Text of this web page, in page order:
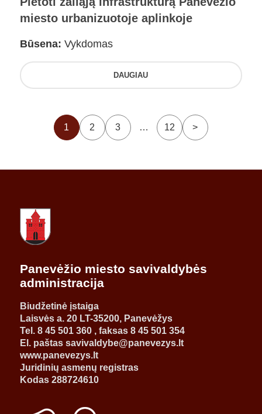
miesto urbanizuotoje aplinkoje
Būsena: Vykdomas
DAUGIAU
1 2 3 … 12 >
Panevėžio miesto savivaldybės
administracija
Biudžetinė įstaiga
Laisvės a. 20 LT-35200, Panevėžys
Tel. 8 45 501 360 , faksas 8 45 501 354
El. paštas savivaldybe@panevezys.lt
www.panevezys.lt
Juridinių asmenų registras
Kodas 288724610